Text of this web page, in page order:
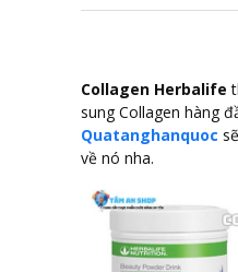
Collagen Herbalife
sung Collagen hàng
Quatanghanquoc
về nó nha.